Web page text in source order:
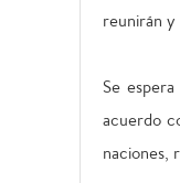
reunirán y
Se
acuerdo
naciones,